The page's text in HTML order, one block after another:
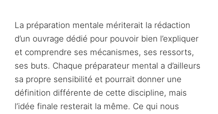
La préparation mentale mériterait la rédaction
d’un ouvrage dédié pour pouvoir bien l’expliquer
et comprendre ses mécanismes, ses ressorts,
ses buts. Chaque préparateur mental a d’ailleurs
sa propre sensibilité et pourrait donner une
définition différente de cette discipline, mais
l’idée finale resterait la même. Ce qui nous